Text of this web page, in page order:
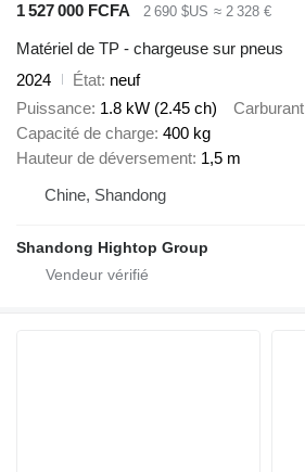
1 527 000 FCFA
2 690 $US ≈ 2 328 €
Matériel de TP - chargeuse sur pneus
2024
État neuf
Puissance 1.8 kW (2.45 ch) Carburant
Capacité de charge 400 kg
Hauteur de déversement 1,5 m
Chine, Shandong
Shandong Hightop Group